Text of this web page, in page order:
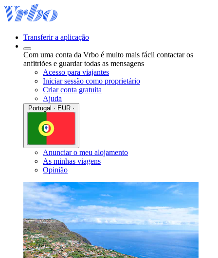
Transferir a aplicação
Com uma conta da Vrbo é muito mais fácil contactar os
anfitriões e guardar todas as mensagens
Acesso para viajantes
Iniciar sessão como proprietário
Criar conta gratuita
Ajuda
Anunciar o meu alojamento
As minhas viagens
Opinião